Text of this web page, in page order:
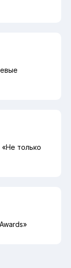
только